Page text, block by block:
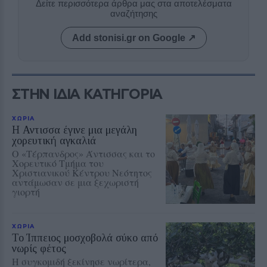
Δείτε περισσότερα άρθρα μας στα αποτελέσματα
αναζήτησης
Add stonisi.gr on Google ↗
ΣΤΗΝ ΙΔΙΑ ΚΑΤΗΓΟΡΙΑ
ΧΩΡΙΑ
Η Αντισσα έγινε μια μεγάλη
χορευτική αγκαλιά
Ο «Τέρπανδρος» Άντισσας και το
Χορευτικό Τμήμα του
Χριστιανικού Κέντρου Νεότητος
αντάμωσαν σε μια ξεχωριστή
γιορτή
ΧΩΡΙΑ
Το Ίππειος μοσχοβολά σύκο από
νωρίς φέτος
Η συγκομιδή ξεκίνησε νωρίτερα,